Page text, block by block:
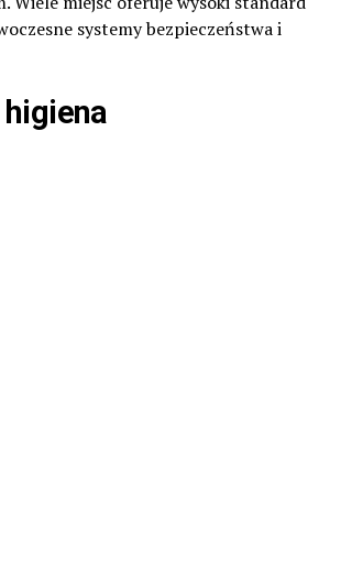
systemy bezpieczeństwa i